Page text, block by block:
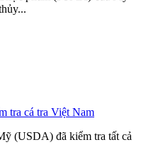
tra cá tra Việt Nam
(USDA) đã kiểm tra tất cả